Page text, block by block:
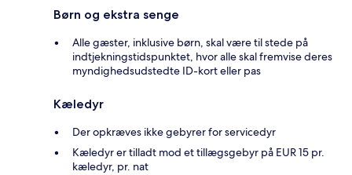
Børn og ekstra senge
Alle gæster, inklusive børn, skal være til stede på
indtjekningstidspunktet, hvor alle skal fremvise deres
myndighedsudstedte ID-kort eller pas
Kæledyr
Der opkræves ikke gebyrer for servicedyr
Kæledyr er tilladt mod et tillægsgebyr på EUR 15 pr.
kæledyr, pr. nat